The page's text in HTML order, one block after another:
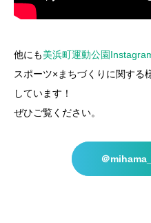
他にも美浜町運動公園
スポーツ×まちづくりに関する
しています！
ぜひご覧ください。
＠